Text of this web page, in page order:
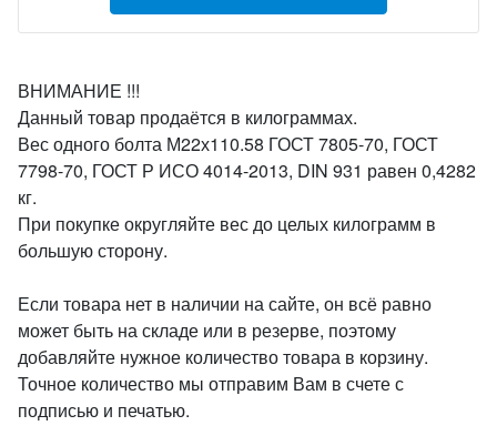
ВНИМАНИЕ !!!
Данный товар продаётся в килограммах.
Вес одного болта М22х110.58 ГОСТ 7805-70, ГОСТ
7798-70, ГОСТ Р ИСО 4014-2013, DIN 931 равен 0,4282
кг.
При покупке округляйте вес до целых килограмм в
большую сторону.
Если товара нет в наличии на сайте, он всё равно
может быть на складе или в резерве, поэтому
добавляйте нужное количество товара в корзину.
Точное количество мы отправим Вам в счете с
подписью и печатью.